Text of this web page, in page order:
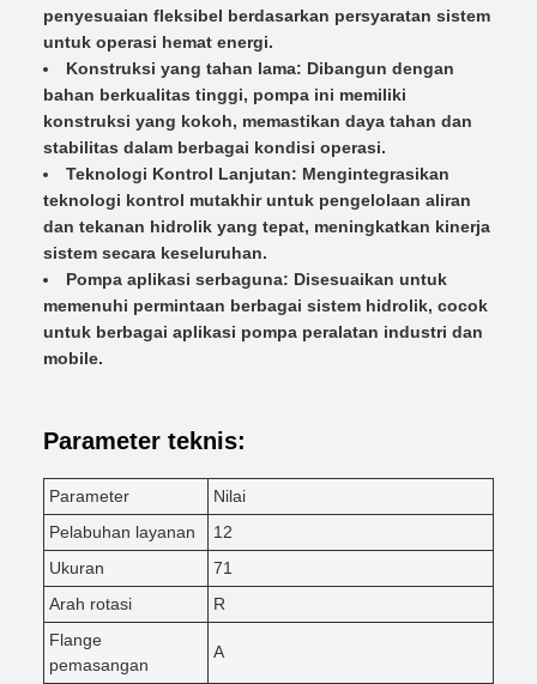
penyesuaian fleksibel berdasarkan persyaratan sistem
untuk operasi hemat energi.
Konstruksi yang tahan lama: Dibangun dengan
bahan berkualitas tinggi, pompa ini memiliki
konstruksi yang kokoh, memastikan daya tahan dan
stabilitas dalam berbagai kondisi operasi.
Teknologi Kontrol Lanjutan: Mengintegrasikan
teknologi kontrol mutakhir untuk pengelolaan aliran
dan tekanan hidrolik yang tepat, meningkatkan kinerja
sistem secara keseluruhan.
Pompa aplikasi serbaguna: Disesuaikan untuk
memenuhi permintaan berbagai sistem hidrolik, cocok
untuk berbagai aplikasi pompa peralatan industri dan
mobile.
Parameter teknis:
Parameter
Nilai
Pelabuhan layanan
12
Ukuran
71
Arah rotasi
R
Flange
pemasangan
A